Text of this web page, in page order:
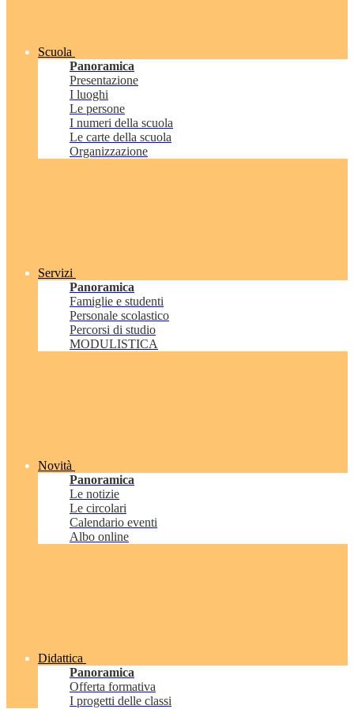
Scuola
Panoramica
Presentazione
I luoghi
Le persone
I numeri della scuola
Le carte della scuola
Organizzazione
Servizi
Panoramica
Famiglie e studenti
Personale scolastico
Percorsi di studio
MODULISTICA
Novità
Panoramica
Le notizie
Le circolari
Calendario eventi
Albo online
Didattica
Panoramica
Offerta formativa
I progetti delle classi